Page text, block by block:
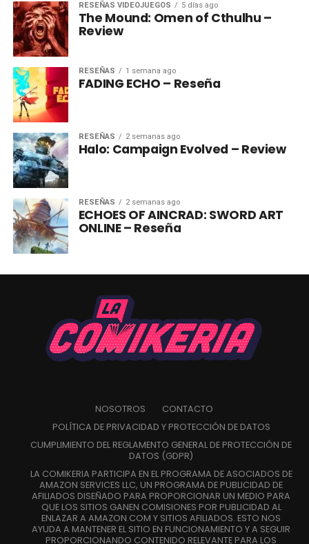
RESEÑAS VIDEOJUEGOS 5 días ago
The Mound: Omen of Cthulhu –
Review
RESEÑAS 1 semana ago
FADING ECHO – Reseña
RESEÑAS 2 semanas ago
Halo: Campaign Evolved – Review
RESEÑAS 2 semanas ago
ECHOES OF AINCRAD: SWORD ART
ONLINE – Reseña
NOSOTROS
CONTACTO
POLÍTICA DE PRIVACIDAD Y PROTECCIÓN DE DATOS
CUMPLIMIENTO DEL REGLAMENTO GENERAL DE PROTECCIÓN DE
DATOS (GDPR)
LA COMIKERIA PARTICIPA EN EL PROGRAMA DE ASOCIADOS DE
AMAZON SERVICES LLC, UN PROGRAMA DE PUBLICIDAD DE
AFILIADOS DISEÑADO PARA PROPORCIONAR UN MEDIO PARA
QUE LOS SITIOS GANEN COMISIONES POR PUBLICIDAD AL
ENLAZAR A AMAZON.COM Y SITIOS AFILIADOS. ESTO NOS
AYUDA A MANTENER EL SITIO EN FUNCIONAMIENTO Y A SEGUIR
PROPORCIONANDO CONTENIDO RELEVANTE PARA LOS